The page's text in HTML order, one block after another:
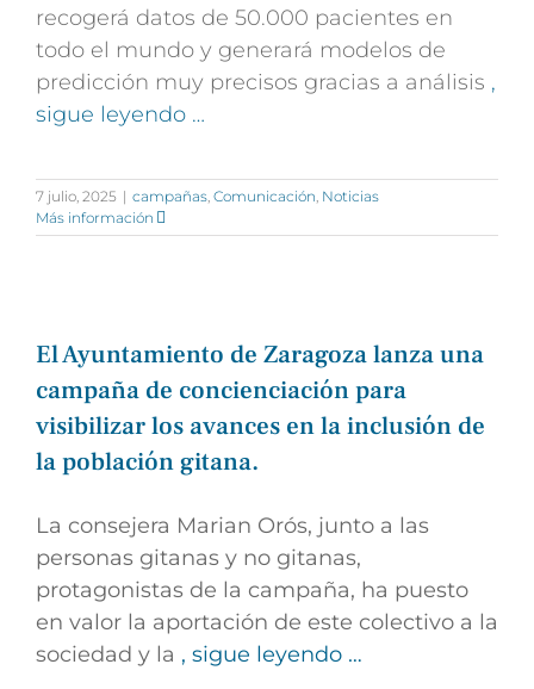
recogerá datos de 50.000 pacientes en
todo el mundo y generará modelos de
predicción muy precisos gracias a análisis ,
sigue leyendo …
7 julio, 2025 | campañas Comunicación Noticias
Más información
El Ayuntamiento de Zaragoza lanza una
campaña de concienciación para
visibilizar los avances en la inclusión de
la población gitana.
La consejera Marian Orós, junto a las
personas gitanas y no gitanas,
protagonistas de la campaña, ha puesto
en valor la aportación de este colectivo a la
sociedad y la , sigue leyendo …